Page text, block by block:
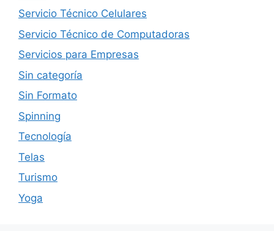
Servicio Técnico Celulares
Servicio Técnico de Computadoras
Servicios para Empresas
Sin categoría
Sin Formato
Spinning
Tecnología
Telas
Turismo
Yoga